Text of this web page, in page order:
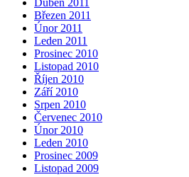
Březen 2011
Únor 2011
Leden 2011
Prosinec 2010
Listopad 2010
Říjen 2010
Září 2010
Srpen 2010
Červenec 2010
Únor 2010
Leden 2010
Prosinec 2009
Listopad 2009